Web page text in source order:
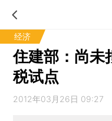
经济
住建部：尚未
税试点
2012年03月26日 09:27